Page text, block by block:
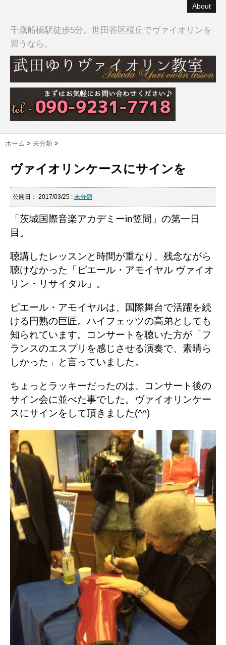
About
千歳船橋駅徒歩5分。世田谷区桜丘でヴァイオリンを
習うなら。
ホーム > 未分類 >
ヴァイオリンケースにサインを
公開日： 2017/03/25 : 未分類
「茨城国際音楽アカデミーin笠間」の第一日
目。
聴講したレッスンと時間が重なり、残念ながら
聴けなかった「ピエール・アモイヤル ヴァイオ
リン・リサイタル」。
ピエール・アモイヤルは、国際舞台で活躍を続
ける円熟の巨匠。ハイフェッツの高弟としても
知られています。コンサートを聴いた方が「フ
ランスのエスプリを感じさせる演奏で、素晴ら
しかった」と言っていました。
ちょっとラッキーだったのは、コンサート後の
サイン会に並べた事でした。ヴァイオリンケー
スにサインをして頂きました(^^)